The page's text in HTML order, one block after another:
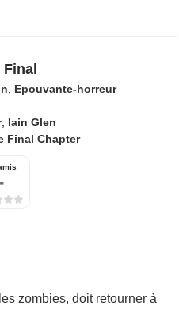
, Epouvante-horreur
, Iain Glen
Final Chapter
zombies, doit retourner à